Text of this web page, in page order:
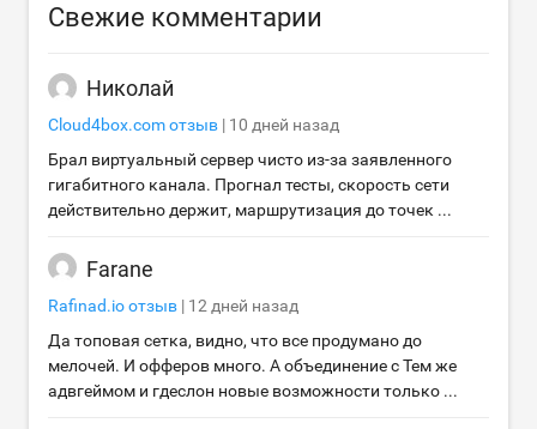
Свежие комментарии
Николай
Cloud4box.comотзыв | 10 дней назад
Брал виртуальный сервер чисто из-за заявленного
гигабитного канала. Прогнал тесты, скорость сети
действительно держит, маршрутизация до точек ...
Farane
Rafinad.ioотзыв | 12 дней назад
Да топовая сетка, видно, что все продумано до
мелочей. И офферов много. А объединение с Тем же
адвгеймом и гдеслон новые возможности только ...